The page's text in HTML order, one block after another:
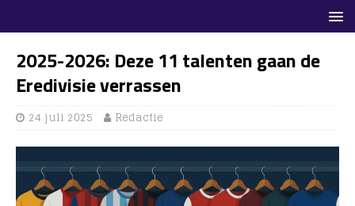
2025-2026: Deze 11 talenten gaan de
Eredivisie verrassen
24 juli 2025 Redactie